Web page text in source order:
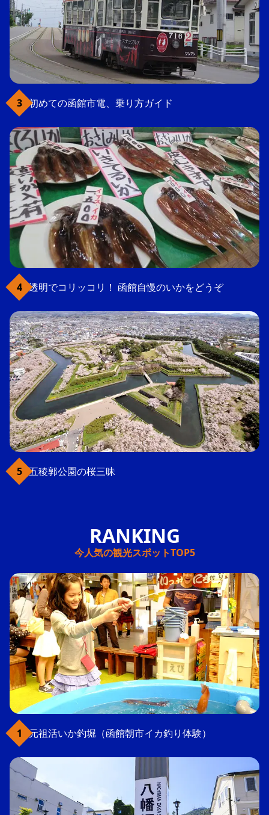
初めての函館市電、乗り方ガイド
透明でコリッコリ！ 函館自慢のいかをどうぞ
五稜郭公園の桜三昧
今人気の観光スポットTOP5
元祖活いか釣堀（函館朝市イカ釣り体験）